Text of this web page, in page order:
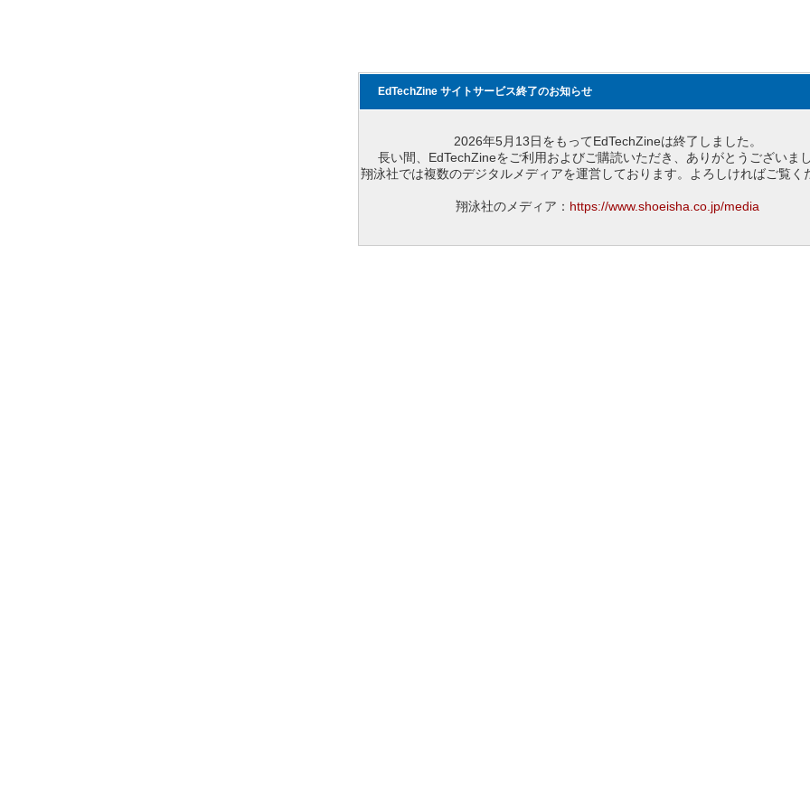
EdTechZine サイトサービス終了のお知らせ
2026年5月13日をもってEdTechZineは終了しました。
長い間、EdTechZineをご利用およびご購読いただき、ありがとうございまし
翔泳社では複数のデジタルメディアを運営しております。よろしければご覧く
翔泳社のメディア： https://www.shoeisha.co.jp/media